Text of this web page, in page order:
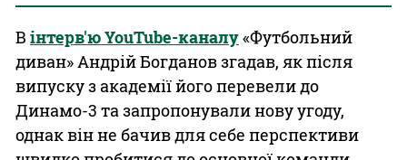
В інтерв'ю YouTube-каналу«Футбольний
диван» Андрій Богданов згадав, як після
випуску з академії його перевели до
Динамо-3 та запропонували нову угоду,
однак він не бачив для себе перспективи